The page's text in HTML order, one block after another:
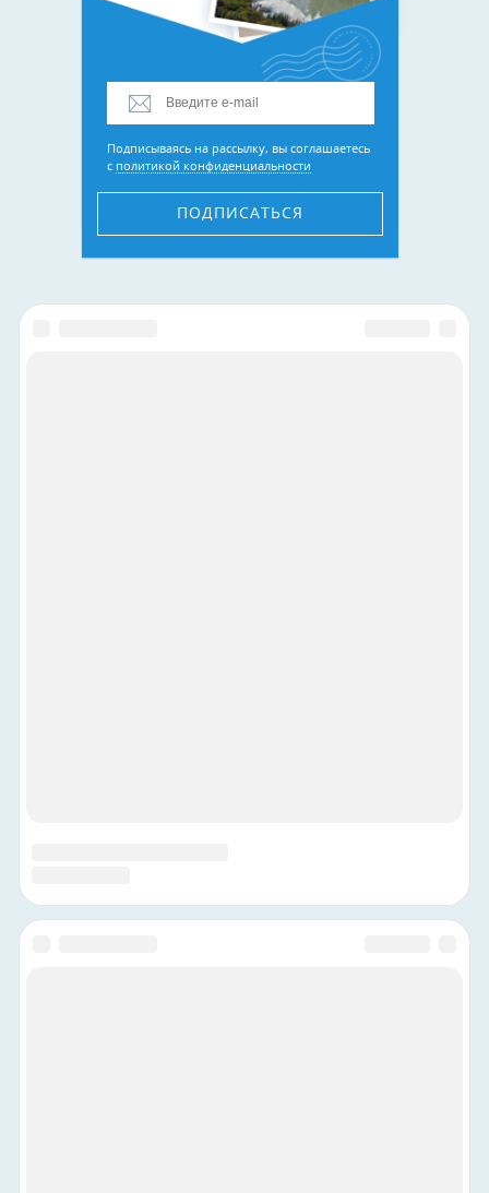
Подписываясь на рассылку, вы соглашаетесь
с политикой конфиденциальности
ПОДПИСАТЬСЯ